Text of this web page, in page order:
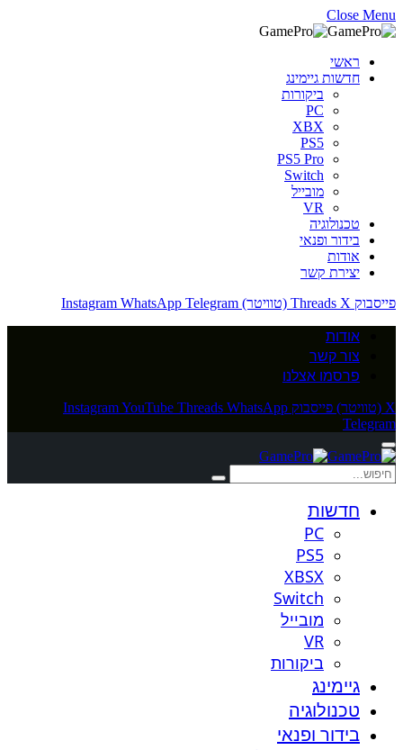
Close Menu
ראשי
חדשות גיימינג
ביקורות
PC
XBX
PS5
PS5 Pro
Switch
מובייל
VR
טכנולוגיה
בידור ופנאי
אודות
יצירת קשר
פייסבוק
Threads X (טוויטר) Instagram WhatsApp Telegram
אודות
צור קשר
פרסמו אצלנו
X (טוויטר) פייסבוק InstagramYouTube Threads WhatsApp
Telegram
חדשות
PC
PS5
XBSX
Switch
מובייל
VR
ביקורות
גיימינג
טכנולוגיה
בידור ופנאי